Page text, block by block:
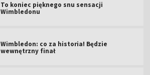
To koniec pięknego snu sensacji
Wimbledonu
Wimbledon: co za historia! Będzie
wewnętrzny finał